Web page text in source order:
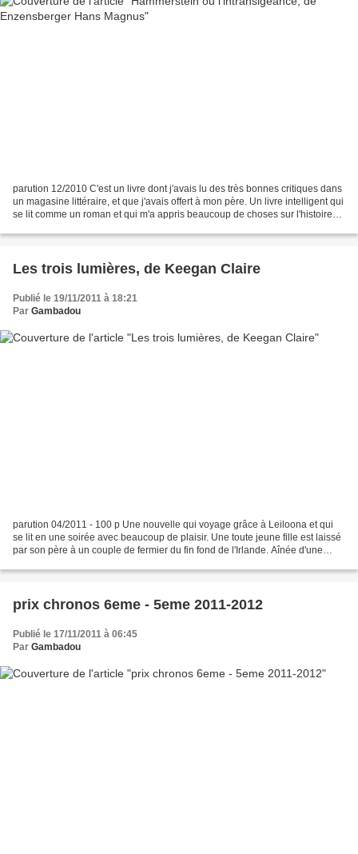
parution 12/2010 C'est un livre dont j'avais lu des très bonnes critiques dans
un magasine littéraire, et que j'avais offert à mon père. Un livre intelligent qui
se lit comme un roman et qui m'a appris beaucoup de choses sur l'histoire
Les trois lumières, de Keegan Claire
Publié le 19/11/2011 à 18:21
Par Gambadou
parution 04/2011 - 100 p Une nouvelle qui voyage grâce à Leiloona et qui
se lit en une soirée avec beaucoup de plaisir. Une toute jeune fille est laissé
par son père à un couple de fermier du fin fond de l'Irlande. Aînée d'une
prix chronos 6eme - 5eme 2011-2012
Publié le 17/11/2011 à 06:45
Par Gambadou